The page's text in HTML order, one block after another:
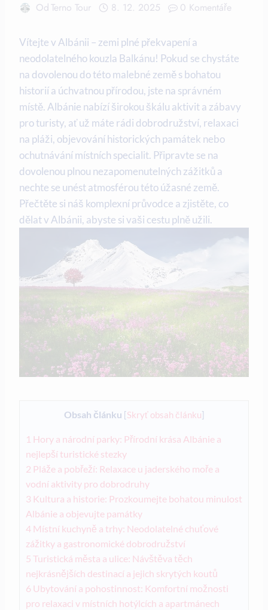
OdTerno Tour 8. 12. 2025 0 Komentáře
Vítejte‍ v‌ Albánii – zemi plné překvapení a
neodolatelného kouzla Balkánu! Pokud se chystáte
na dovolenou do této malebné země s bohatou
historií ‍a úchvatnou přírodou, jste na správném
místě. ⁣Albánie nabízí⁢ širokou škálu aktivit ‌a⁢ zábavy⁣
pro turisty, ať už⁢ máte⁢ rádi dobrodružství, relaxaci
na pláži, objevování‌ historických památek nebo
⁢ochutnávání místních‍ specialit. Připravte se ⁤na
dovolenou plnou nezapomenutelných zážitků a
nechte se unést ⁢atmosférou‌ této úžasné země.
‌Přečtěte si náš ‌komplexní průvodce​ a zjistěte, co​
dělat v Albánii, abyste si vaši cestu ⁣plně ​užili.
Obsah článku [Skryť obsah článku]
1 Hory a národní parky: ⁤Přírodní krása Albánie a
nejlepší⁤ turistické stezky
2 Pláže a ⁢pobřeží: Relaxace u jaderského moře a
vodní aktivity pro dobrodruhy
3 Kultura a historie: Prozkoumejte bohatou minulost‍
Albánie ⁢a objevujte památky
4 Místní kuchyně ​a ​trhy:​ Neodolatelné chuťové
zážitky a gastronomické dobrodružství
5 Turistická města⁣ a ulice:​ Návštěva těch⁣
nejkrásnějších destinací a jejich skrytých koutů
6 Ubytování a pohostinnost: Komfortní možnosti
pro relaxaci v místních hotýlcích a apartmánech